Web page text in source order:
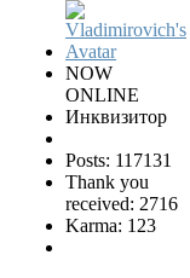
NOW
ONLINE
Инквизитор
Posts: 117131
Thank you
received: 2716
Karma: 123